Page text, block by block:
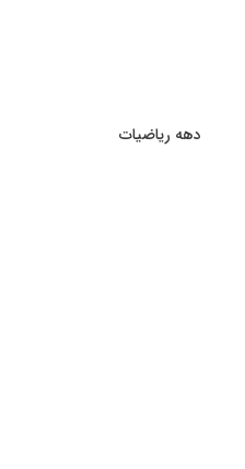
دهه ریاضیات